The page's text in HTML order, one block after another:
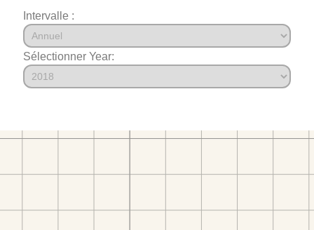
Intervalle :
Sélectionner Year: